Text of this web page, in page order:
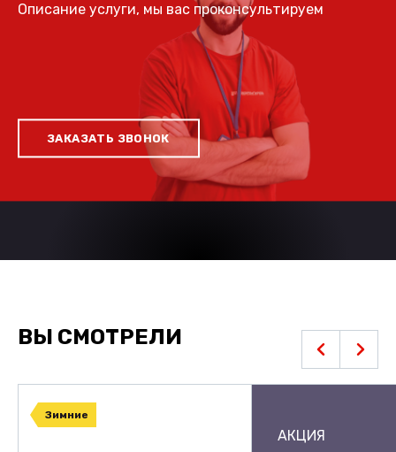
Описание услуги, мы вас проконсультируем
ЗАКАЗАТЬ ЗВОНОК
ВЫ СМОТРЕЛИ
Зимние
АКЦИЯ